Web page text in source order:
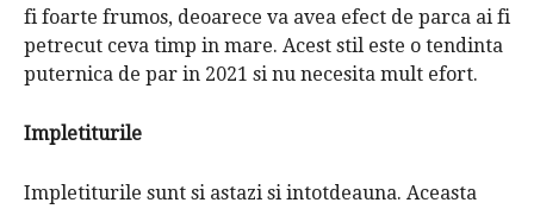
fi foarte frumos, deoarece va avea efect de parca ai fi
petrecut ceva timp in mare. Acest stil este o tendinta
puternica de par in 2021 si nu necesita mult efort.
Impletiturile
Impletiturile sunt si astazi si intotdeauna. Aceasta